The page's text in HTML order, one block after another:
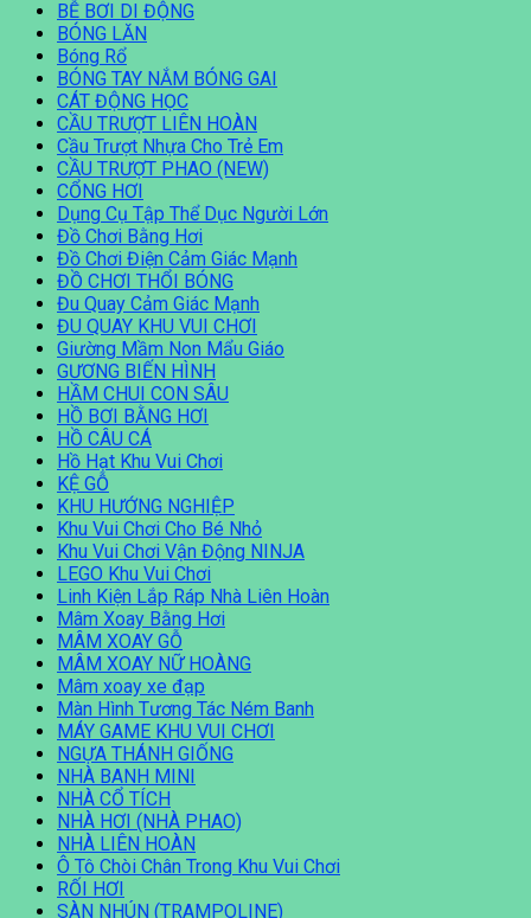
BỄ BƠI DI ĐỘNG
BÓNG LĂN
Bóng Rổ
BÓNG TAY NẮM BÓNG GAI
CÁT ĐỘNG HỌC
CẦU TRƯỢT LIÊN HOÀN
Cầu Trượt Nhựa Cho Trẻ Em
CẦU TRƯỢT PHAO (NEW)
CỔNG HƠI
Dụng Cụ Tập Thể Dục Người Lớn
Đồ Chơi Bằng Hơi
Đồ Chơi Điện Cảm Giác Mạnh
ĐỒ CHƠI THỔI BÓNG
Đu Quay Cảm Giác Mạnh
ĐU QUAY KHU VUI CHƠI
Giường Mầm Non Mẩu Giáo
GƯƠNG BIẾN HÌNH
HẦM CHUI CON SÂU
HỒ BƠI BẰNG HƠI
HỒ CÂU CÁ
Hồ Hạt Khu Vui Chơi
KỆ GỖ
KHU HƯỚNG NGHIỆP
Khu Vui Chơi Cho Bé Nhỏ
Khu Vui Chơi Vận Động NINJA
LEGO Khu Vui Chơi
Linh Kiện Lắp Ráp Nhà Liên Hoàn
Mâm Xoay Bằng Hơi
MÂM XOAY GỖ
MÂM XOAY NỮ HOÀNG
Mâm xoay xe đạp
Màn Hình Tương Tác Ném Banh
MÁY GAME KHU VUI CHƠI
NGỰA THÁNH GIỐNG
NHÀ BANH MINI
NHÀ CỔ TÍCH
NHÀ HƠI (NHÀ PHAO)
NHÀ LIÊN HOÀN
Ô Tô Chòi Chân Trong Khu Vui Chơi
RỐI HƠI
SÀN NHÚN (TRAMPOLINE)